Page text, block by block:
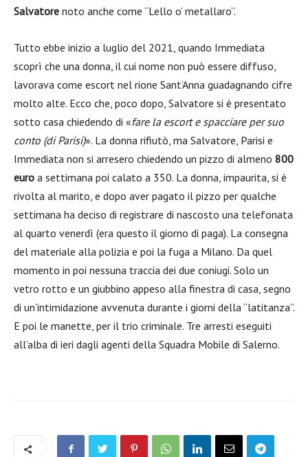
Salvatore noto anche come “Lello o’ metallaro”.
Tutto ebbe inizio a luglio del 2021, quando Immediata
scoprì che una donna, il cui nome non può essere diffuso,
lavorava come escort nel rione Sant’Anna guadagnando cifre
molto alte. Ecco che, poco dopo, Salvatore si è presentato
sotto casa chiedendo di «fare la escort e spacciare per suo
conto (di Parisi)». La donna rifiutò, ma Salvatore, Parisi e
Immediata non si arresero chiedendo un pizzo di almeno 800
euro a settimana poi calato a 350. La donna, impaurita, si è
rivolta al marito, e dopo aver pagato il pizzo per qualche
settimana ha deciso di registrare di nascosto una telefonata
al quarto venerdì (era questo il giorno di paga). La consegna
del materiale alla polizia e poi la fuga a Milano. Da quel
momento in poi nessuna traccia dei due coniugi. Solo un
vetro rotto e un giubbino appeso alla finestra di casa, segno
di un’intimidazione avvenuta durante i giorni della “latitanza”.
E poi le manette, per il trio criminale. Tre arresti eseguiti
all’alba di ieri dagli agenti della Squadra Mobile di Salerno.